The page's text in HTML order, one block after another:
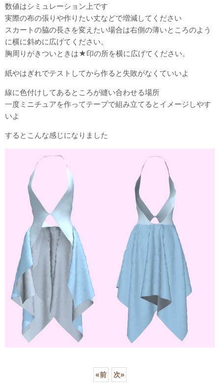
数値はシミュレーション上です
実際の布の張りや作りたい丈などで増減してください
スカートの脇の長さを変えたい場合は右側の薄いところのよう
に横に斜めに広げてください。
胸周りがきついときは★印の所を横に広げてください。
紙やはぎれでテストしてから作ると失敗がなくていいよ
線に色付けしてあるところが縫い合わせる場所
一度ミニチュアを作ってテープで組み立てるとイメージしやす
いよ
するとこんな感じになりました
«前 次»